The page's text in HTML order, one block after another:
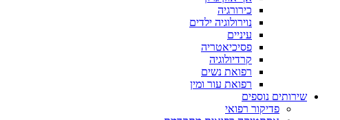
כירורגיה
נוירולוגיה ילדים
עיניים
פסיכיאטריה
קרדיולוגיה
רפואת נשים
רפואת עור ומין
שירותים נוספים
פדיקור רפואי